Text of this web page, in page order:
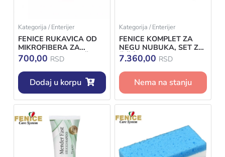
Kategorija / Enterijer
FENICE RUKAVICA OD
MIKROFIBERA ZA
IMPREGNACIJU KOŽE
700,00 RSD
Dodaj u korpu
Kategorija / Enterijer
FENICE KOMPLET ZA
NEGU NUBUKA, SET ZA
ČIŠĆENJE I
IMPREGNACIJU
BRUŠENE KOŽE I
ALKANTARE
7.360,00 RSD
Nema na stanju